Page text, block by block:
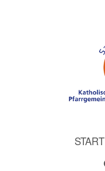
START